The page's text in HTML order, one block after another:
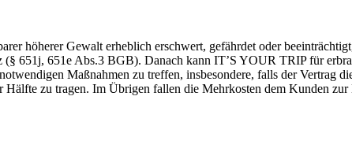
höherer Gewalt erheblich erschwert, gefährdet oder
651j, 651e Abs.3 BGB). Danach kann IT’S YOUR TRIP für
Maßnahmen zu treffen, insbesondere, falls der Vertrag
zu tragen. Im Übrigen fallen die Mehrkosten dem Kunden zur